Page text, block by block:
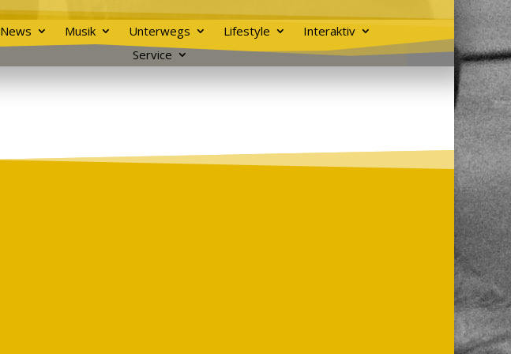
News Musik Unterwegs Lifestyle
Interaktiv
Service